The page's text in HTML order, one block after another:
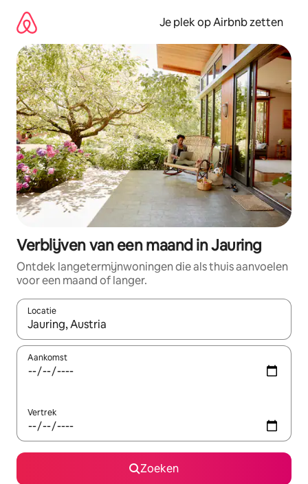
direct
naar
inhoud
Je plek op Airbnb zetten
Verblijven van een maand in Jauring
Ontdek langetermijnwoningen die als thuis aanvoelen
voor een maand of langer.
Locatie
Wanneer er resultaten beschikbaar zijn, maak je een keuze
Aankomst
Vertrek
Zoeken